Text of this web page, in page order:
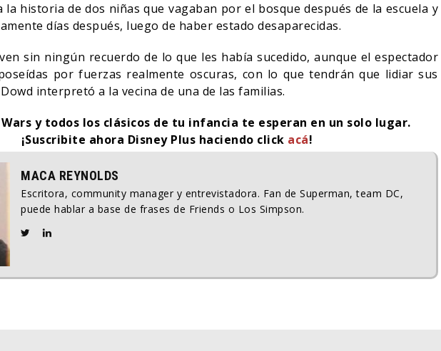
la historia de dos niñas que vagaban por el bosque después de la escuela y
días después, luego de haber estado desaparecidas.
sin ningún recuerdo de lo que les había sucedido, aunque el espectador
por fuerzas realmente oscuras, con lo que tendrán que lidiar sus
interpretó a la vecina de una de las familias.
y todos los clásicos de tu infancia te esperan en un solo lugar.
¡Suscribite ahora Disney Plus haciendo click acá!
MACA REYNOLDS
Escritora, community manager y entrevistadora. Fan de Superman, team DC,
puede hablar a base de frases de Friends o Los Simpson.